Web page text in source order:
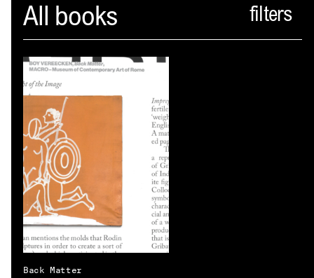
Spector
PROFIL
AKTUELLES
INDEX
WARENKORB (
VERLAGSVORSCHAU
DISTRIBUTION
KONTAKT
All books
Back Matter